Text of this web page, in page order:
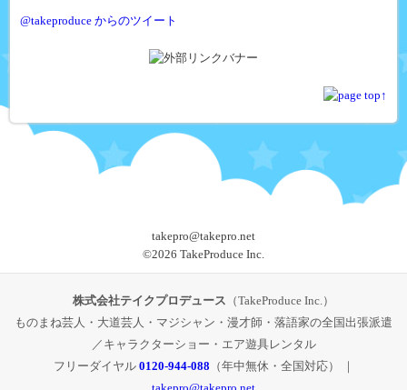
@takeproduce からのツイート
takepro@takepro.net
©2026 TakeProduce Inc.
株式会社テイクプロデュース （TakeProduce Inc.）
ものまね芸人・大道芸人・マジシャン・漫才師・落語家の全国出張派遣
／キャラクターショー・エア遊具レンタル
フリーダイヤル 0120-944-088 （年中無休・全国対応） ｜